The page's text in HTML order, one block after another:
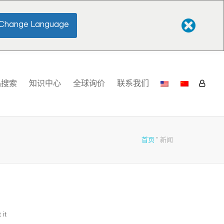
Language
索 知识中心 全球询价 联系我们
首页 " 新闻
it